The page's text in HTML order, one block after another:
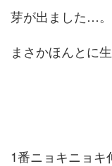
芽が出ました…。
まさかほんとに
1番ニョキニョキ